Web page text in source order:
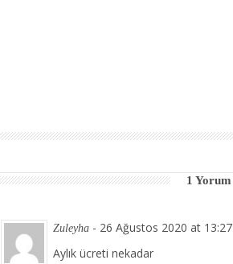
1 Yorum
Zuleyha - 26 Ağustos 2020 at 13:27
Aylık ücreti nekadar